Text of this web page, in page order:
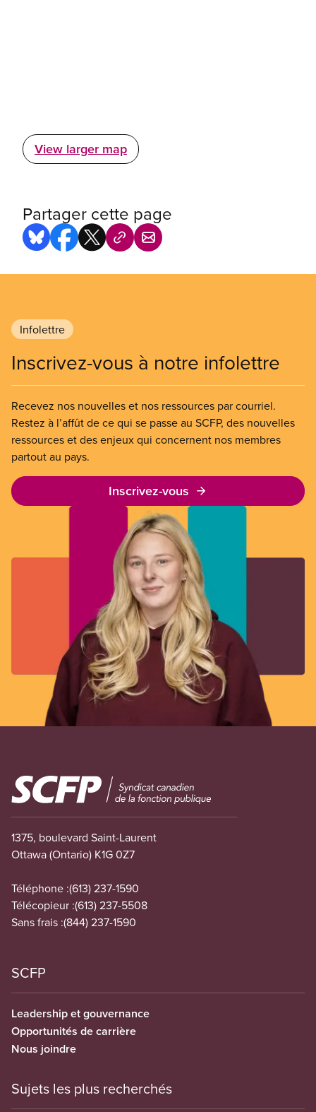
View larger map
Partager cette page
Infolettre
Inscrivez-vous à notre infolettre
Recevez nos nouvelles et nos ressources par courriel.
Restez à l’affût de ce qui se passe au SCFP, des nouvelles
ressources et des enjeux qui concernent nos membres
partout au pays.
Inscrivez-vous
Image
1375, boulevard Saint-Laurent
Ottawa (Ontario) K1G 0Z7
Téléphone :(613) 237-1590
Télécopieur :(613) 237-5508
Sans frais :(844) 237-1590
SCFP
Leadership et gouvernance
Opportunités de carrière
Nous joindre
Sujets les plus recherchés